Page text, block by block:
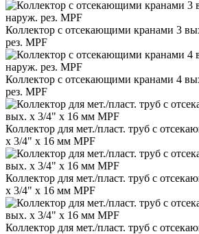
Коллектор с отсекающими кранами 3
рез. MPF
Коллектор с отсекающими кранами 4
рез. MPF
Коллектор для мет./пласт. труб с
х 3/4" х 16 мм MPF
Коллектор для мет./пласт. труб с
х 3/4" х 16 мм MPF
Коллектор для мет./пласт. труб с